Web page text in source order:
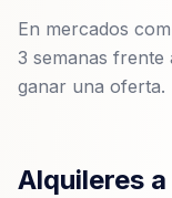
En mercados
3 semanas frente
ganar una oferta.
Alquileres